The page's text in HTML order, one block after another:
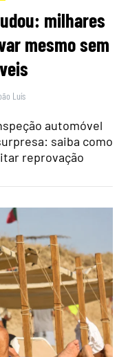
milhares
mesmo sem
Luís
automóvel
saiba como
reprovação